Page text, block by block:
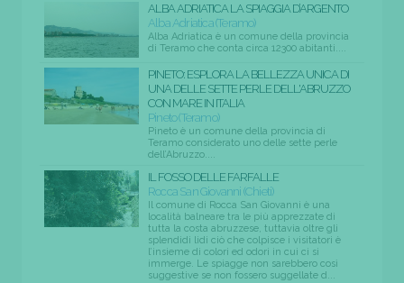
ALBA ADRIATICA LA SPIAGGIA D’ARGENTO
Alba Adriatica (Teramo)
Alba Adriatica è un comune della provincia
di Teramo che conta circa 12300 abitanti....
PINETO: ESPLORA LA BELLEZZA UNICA DI
UNA DELLE SETTE PERLE DELL'ABRUZZO
CON MARE IN ITALIA
Pineto (Teramo)
Pineto è un comune della provincia di
Teramo considerato uno delle sette perle
dell’Abruzzo....
IL FOSSO DELLE FARFALLE
Rocca San Giovanni (Chieti)
Il comune di Rocca San Giovanni è una
località balneare tra le più apprezzate di
tutta la costa abruzzese, tuttavia oltre gli
splendidi lidi ciò che colpisce i visitatori è
l’insieme di colori ed odori in cui ci si
immerge. Le spiagge non sarebbero così
suggestive se non fossero suggellate d...